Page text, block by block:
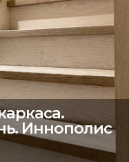
Иннополис